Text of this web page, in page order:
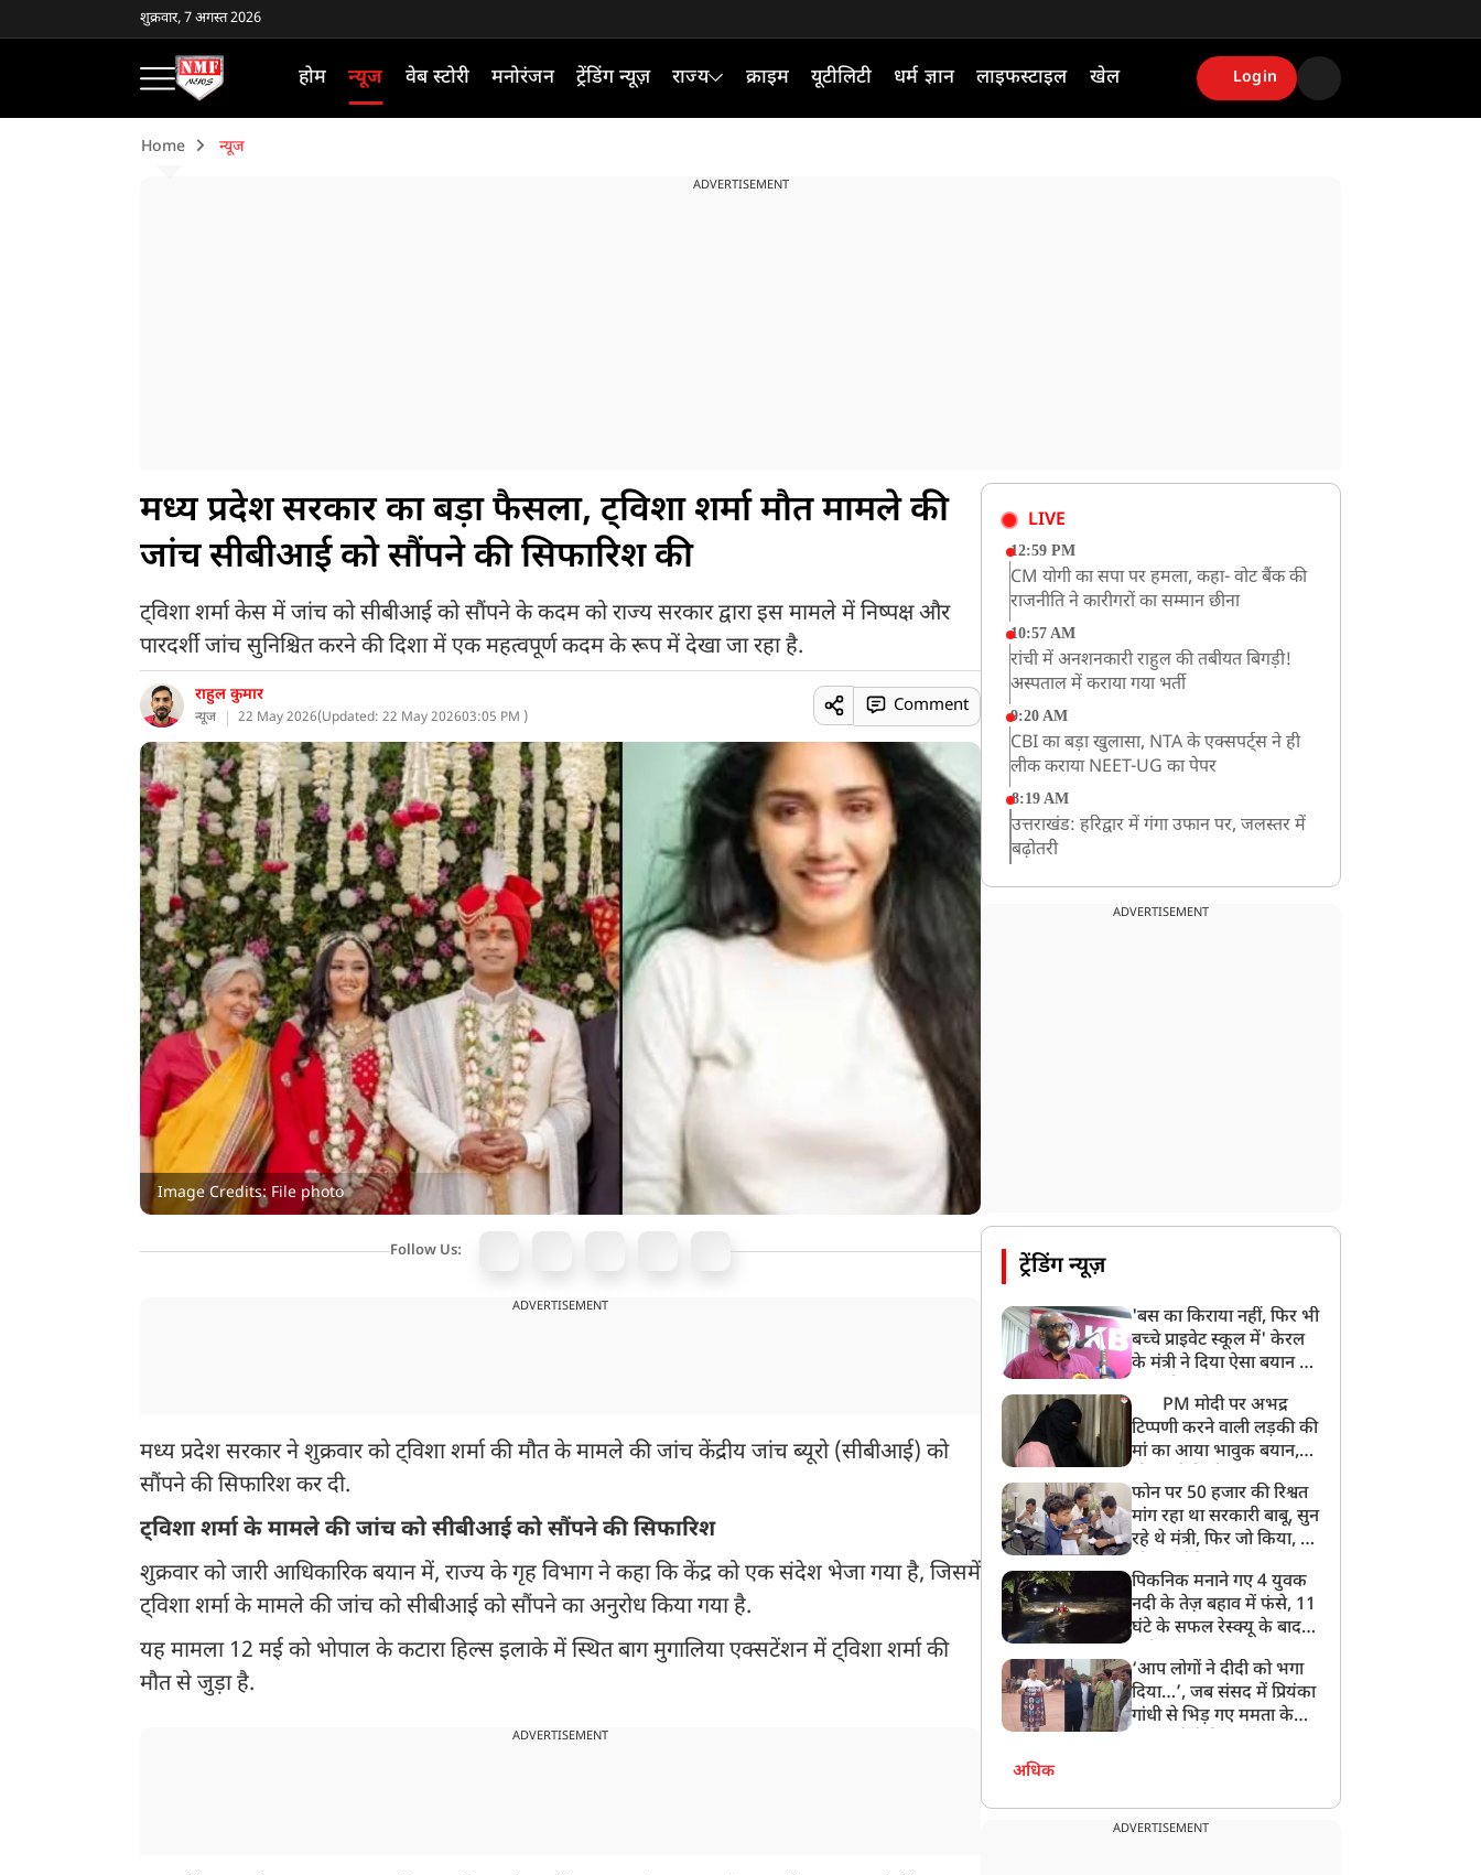
शुक्रवार, 7 अगस्त 2026
होम न्यूज वेब स्टोरी मनोरंजन ट्रेंडिंग न्यूज़ राज्य क्राइम यूटीलिटी धर्म ज्ञान लाइफस्टाइल खेल Login
Home न्यूज
ADVERTISEMENT
मध्य प्रदेश सरकार का बड़ा फैसला, ट्विशा शर्मा मौत मामले की
जांच सीबीआई को सौंपने की सिफारिश की
ट्विशा शर्मा केस में जांच को सीबीआई को सौंपने के कदम को राज्य सरकार द्वारा इस मामले में निष्पक्ष और
पारदर्शी जांच सुनिश्चित करने की दिशा में एक महत्वपूर्ण कदम के रूप में देखा जा रहा है.
राहुल कुमार
न्यूज 22 May 2026(Updated: 22 May 202603:05 PM )
Comment
Image Credits: File photo
Follow Us:
ADVERTISEMENT
मध्य प्रदेश सरकार ने शुक्रवार को ट्विशा शर्मा की मौत के मामले की जांच केंद्रीय जांच ब्यूरो (सीबीआई) को
सौंपने की सिफारिश कर दी.
ट्विशा शर्मा के मामले की जांच को सीबीआई को सौंपने की सिफारिश
शुक्रवार को जारी आधिकारिक बयान में, राज्य के गृह विभाग ने कहा कि केंद्र को एक संदेश भेजा गया है, जिसमें
ट्विशा शर्मा के मामले की जांच को सीबीआई को सौंपने का अनुरोध किया गया है.
यह मामला 12 मई को भोपाल के कटारा हिल्स इलाके में स्थित बाग मुगालिया एक्सटेंशन में ट्विशा शर्मा की
मौत से जुड़ा है.
ADVERTISEMENT
LIVE
12:59 PM
CM योगी का सपा पर हमला, कहा- वोट बैंक की
राजनीति ने कारीगरों का सम्मान छीना
10:57 AM
रांची में अनशनकारी राहुल की तबीयत बिगड़ी!
अस्पताल में कराया गया भर्ती
9:20 AM
CBI का बड़ा खुलासा, NTA के एक्सपर्ट्स ने ही
लीक कराया NEET-UG का पेपर
8:19 AM
उत्तराखंड: हरिद्वार में गंगा उफान पर, जलस्तर में
बढ़ोतरी
UP: लखनऊ में चलती कार में लगी आग, युवक
ADVERTISEMENT
ट्रेंडिंग न्यूज़
'बस का किराया नहीं, फिर भी
बच्चे प्राइवेट स्कूल में' केरल
के मंत्री ने दिया ऐसा बयान की
PM मोदी पर अभद्र
टिप्पणी करने वाली लड़की की
मां का आया भावुक बयान,
बेटी को गोद लें प्रधानमंत्री
फोन पर 50 हजार की रिश्वत
मांग रहा था सरकारी बाबू, सुन
रहे थे मंत्री, फिर जो किया, वो
पिकनिक मनाने गए 4 युवक
नदी के तेज़ बहाव में फंसे, 11
घंटे के सफल रेस्क्यू के बाद
‘आप लोगों ने दीदी को भगा
दिया…’, जब संसद में प्रियंका
गांधी से भिड़ गए ममता के
अधिक
ADVERTISEMENT